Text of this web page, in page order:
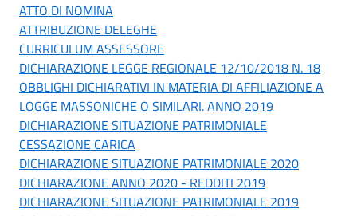
ATTO DI NOMINA
ATTRIBUZIONE DELEGHE
CURRICULUM ASSESSORE
DICHIARAZIONE LEGGE REGIONALE 12/10/2018 N. 18
OBBLIGHI DICHIARATIVI IN MATERIA DI AFFILIAZIONE A
LOGGE MASSONICHE O SIMILARI. ANNO 2019
DICHIARAZIONE SITUAZIONE PATRIMONIALE
CESSAZIONE CARICA
DICHIARAZIONE SITUAZIONE PATRIMONIALE 2020
DICHIARAZIONE ANNO 2020 - REDDITI 2019
DICHIARAZIONE SITUAZIONE PATRIMONIALE 2019